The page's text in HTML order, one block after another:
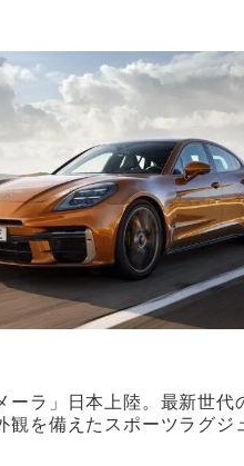
ーラ」日本上陸。最新世代
観を備えたスポーツラグジ